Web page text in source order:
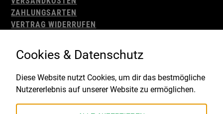
ZAHLUNGSARTEN
VERTRAG WIDERRUFEN
WIDERRUFSBELEHRUNG
IMPRESSUM
Gefördert durch:
Cookies & Datenschutz
Diese Website nutzt Cookies, um dir das bestmögliche
Nutzererlebnis auf unserer Website zu ermöglichen.